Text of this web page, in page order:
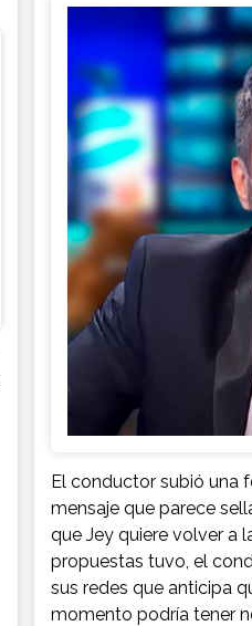
El conductor subió una
mensaje que parece
que Jey quiere volver a
propuestas tuvo, el
sus redes que anticipa
momento podría tener